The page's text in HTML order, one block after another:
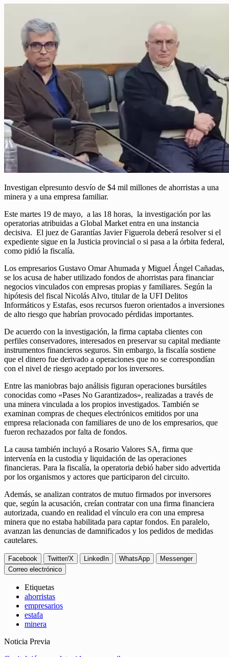
Investigan elpresunto desvío de $4 mil millones de ahorristas a una
minera y a una empresa familiar.
Este martes 19 de mayo, a las 18 horas, la investigación por las
operatorias atribuidas a Global Market entra en una instancia
decisiva. El juez de Garantías Javier Figuerola deberá resolver si el
expediente sigue en la Justicia provincial o si pasa a la órbita federal,
como pidió la fiscalía.
Los empresarios Gustavo Omar Ahumada y Miguel Ángel Cañadas,
se los acusa de haber utilizado fondos de ahorristas para financiar
negocios vinculados con empresas propias y familiares. Según la
hipótesis del fiscal Nicolás Alvo, titular de la UFI Delitos
Informáticos y Estafas, esos recursos fueron orientados a inversiones
de alto riesgo que habrían provocado pérdidas importantes.
De acuerdo con la investigación, la firma captaba clientes con
perfiles conservadores, interesados en preservar su capital mediante
instrumentos financieros seguros. Sin embargo, la fiscalía sostiene
que el dinero fue derivado a operaciones que no se correspondían
con el nivel de riesgo aceptado por los inversores.
Entre las maniobras bajo análisis figuran operaciones bursátiles
conocidas como «Pases No Garantizados», realizadas a través de
una minera vinculada a los propios investigados. También se
examinan compras de cheques electrónicos emitidos por una
empresa relacionada con familiares de uno de los empresarios, que
fueron rechazados por falta de fondos.
La causa también incluyó a Rosario Valores SA, firma que
intervenía en la custodia y liquidación de las operaciones
financieras. Para la fiscalía, la operatoria debió haber sido advertida
por los organismos y actores que participaron del circuito.
Además, se analizan contratos de mutuo firmados por inversores
que, según la acusación, creían contratar con una firma financiera
autorizada, cuando en realidad el vínculo era con una empresa
minera que no estaba habilitada para captar fondos. En paralelo,
avanzan las denuncias de damnificados y los pedidos de medidas
cautelares.
Facebook Twitter/X LinkedIn WhatsApp
Messenger
Correo electrónico
Etiquetas
ahorristas
empresarios
estafa
minera
Noticia Previa